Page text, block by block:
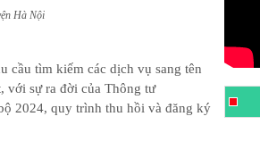
Hà Nội
cầu tìm kiếm các dịch vụ sang tên
với sự ra đời của Thông tư
2024, quy trình thu hồi và đăng ký